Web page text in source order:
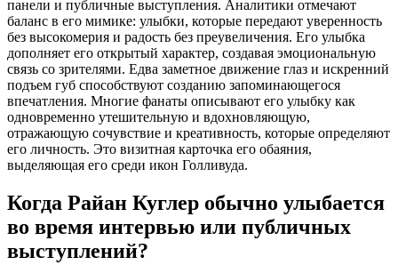
панели и публичные выступления. Аналитики отмечают
баланс в его мимике: улыбки, которые передают уверенность
без высокомерия и радость без преувеличения. Его улыбка
дополняет его открытый характер, создавая эмоциональную
связь со зрителями. Едва заметное движение глаз и искренний
подъем губ способствуют созданию запоминающегося
впечатления. Многие фанаты описывают его улыбку как
одновременно утешительную и вдохновляющую,
отражающую сочувствие и креативность, которые определяют
его личность. Это визитная карточка его обаяния,
выделяющая его среди икон Голливуда.
Когда Райан Куглер обычно улыбается
во время интервью или публичных
выступлений?